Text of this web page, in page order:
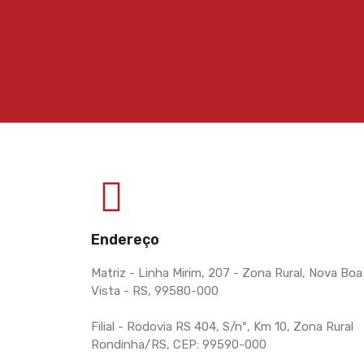
Endereço
Matriz - Linha Mirim, 207 - Zona Rural, Nova Boa
Vista - RS, 99580-000
Filial - Rodovia RS 404, S/nº, Km 10, Zona Rural
Rondinha/RS, CEP: 99590-000